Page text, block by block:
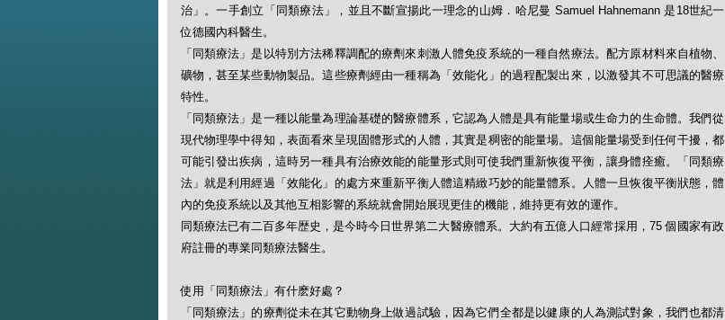
治」。一手創立「同類療法」，並且不斷宣揚此一理念的山姆．哈尼曼 Samuel Hahnemann 是18世紀一
位德國內科醫生。
「同類療法」是以特別方法稀釋調配的療劑來刺激人體免疫系統的一種自然療法。配方原材料來自植物、
礦物，甚至某些動物製品。這些療劑經由一種稱為「效能化」的過程配製出來，以激發其不可思議的醫療
特性。
「同類療法」是一種以能量為理論基礎的醫療體系，它認為人體是具有能量場或生命力的生命體。我們從
現代物理學中得知，表面看來呈現固體形式的人體，其實是稠密的能量場。這個能量場受到任何干擾，都
可能引發出疾病，這時另一種具有治療效能的能量形式則可使我們重新恢復平衡，讓身體痊癒。「同類療
法」就是利用經過「效能化」的處方來重新平衡人體這精緻巧妙的能量體系。人體一旦恢復平衡狀態，體
內的免疫系統以及其他互相影響的系統就會開始展現更佳的機能，維持更有效的運作。
同類療法已有二百多年歴史，是今時今日世界第二大醫療體系。大約有五億人口經常採用，75 個國家有政
府註冊的專業同類療法醫生。
使用「同類療法」有什麽好處？
「同類療法」的療劑從未在其它動物身上做過試驗，因為它們全都是以健康的人為測試對象，我們也都清